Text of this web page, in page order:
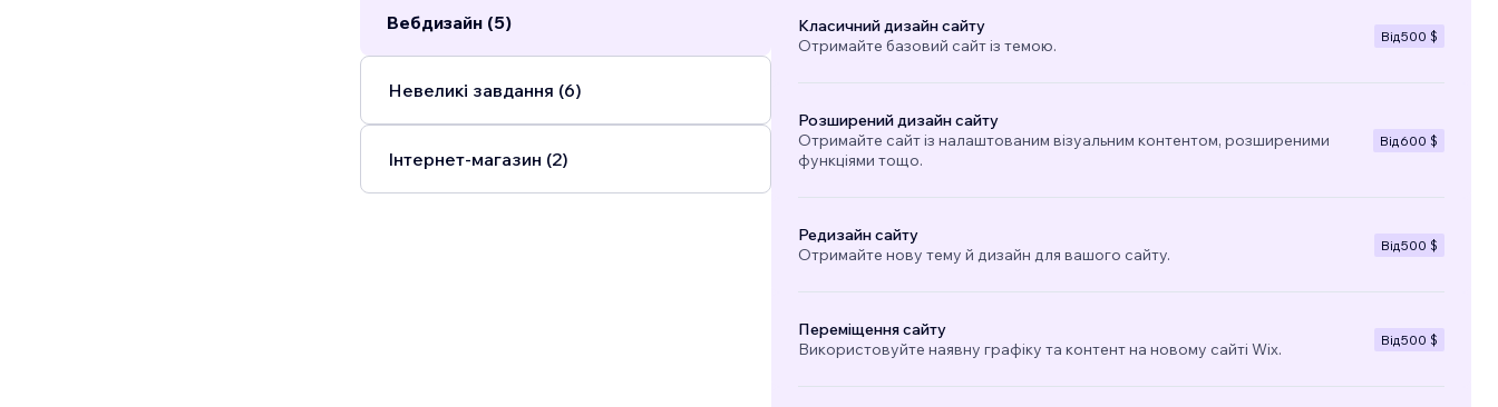
Вебдизайн (5)
Невеликі завдання (6)
Інтернет-магазин (2)
Класичний дизайн сайту
Отримайте базовий сайт із темою.
Від500 $
Розширений дизайн сайту
Отримайте сайт із налаштованим візуальним контентом, розширеними
функціями тощо.
Від 600 $
Редизайн сайту
Отримайте нову тему й дизайн для вашого сайту.
Від500 $
Переміщення сайту
Використовуйте наявну графіку та контент на новому сайті Wix.
Від500 $